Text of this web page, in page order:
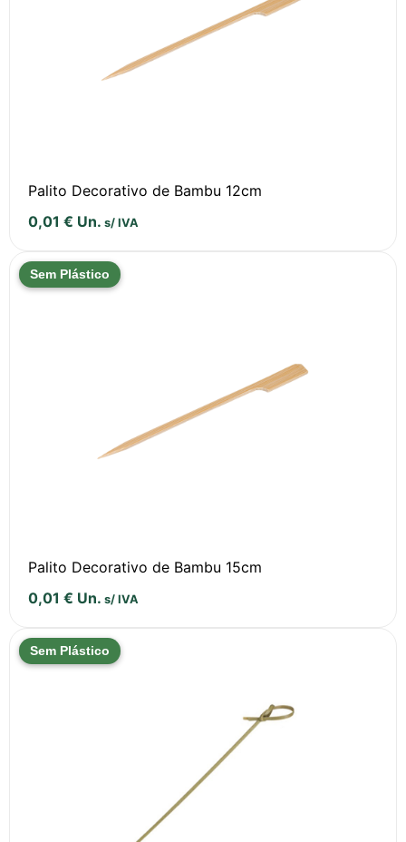
Palito Decorativo de Bambu 12cm
0,01 € Un. s/ IVA
Sem Plástico
Palito Decorativo de Bambu 15cm
0,01 € Un. s/ IVA
Sem Plástico